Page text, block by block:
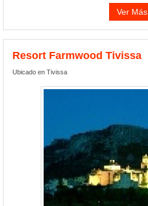
Ver Más
Resort Farmwood Tivissa
Ubicado en Tivissa